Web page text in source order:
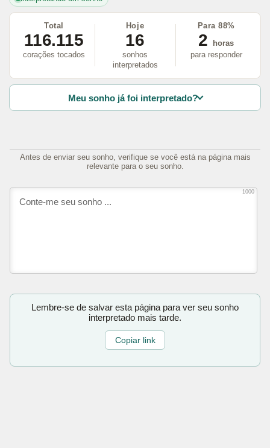
Total
116.115
corações tocados
Hoje
16
sonhos
interpretados
Para 88%
2
horas
para responder
Meu sonho já foi interpretado?
Antes de enviar seu sonho, verifique se você está na página mais
relevante para o seu sonho.
1000
Lembre-se de salvar esta página para ver seu sonho
interpretado mais tarde.
Copiar link